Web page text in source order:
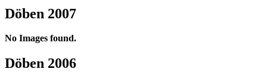
Döben 2007
No Images found.
Döben 2006